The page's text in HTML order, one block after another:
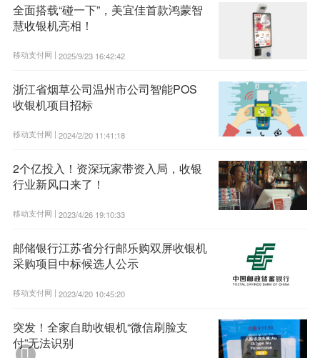
全面搭载“碰一下”，美宜佳首款鸿蒙智
慧收银机亮相！
移动支付网 | 2025/9/23 16:42:42
浙江省烟草公司温州市公司智能POS
收银机项目招标
移动支付网 | 2024/2/20 11:41:18
2个亿投入！资深玩家带资入局，收银
行业新风口来了！
移动支付网 | 2023/4/26 19:10:33
邮储银行江苏省分行邮乐购双屏收银机
采购项目中标候选人公示
移动支付网 | 2023/4/20 10:45:20
突发！全家自助收银机“微信刷脸支
付”无法识别
